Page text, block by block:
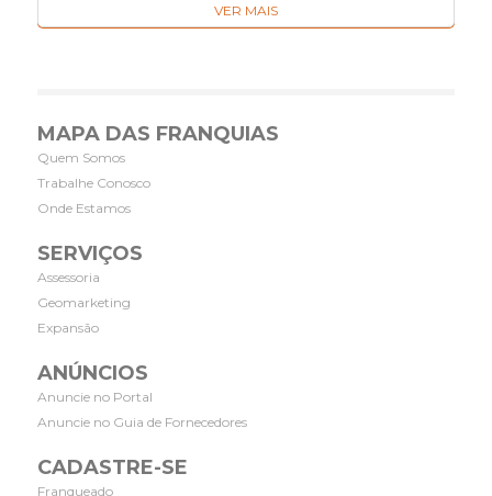
VER MAIS
MAPA DAS FRANQUIAS
Quem Somos
Trabalhe Conosco
Onde Estamos
SERVIÇOS
Assessoria
Geomarketing
Expansão
ANÚNCIOS
Anuncie no Portal
Anuncie no Guia de Fornecedores
CADASTRE-SE
Franqueado